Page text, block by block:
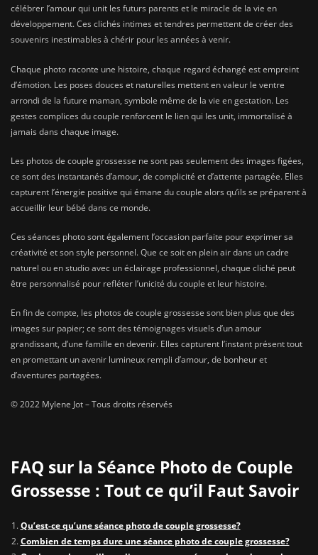
célébrer l’amour qui unit les futurs parents et le miracle de la vie en
développement. Ces clichés intimes et tendres permettent de créer des
souvenirs inestimables à chérir pour les années à venir.
Chaque photo raconte une histoire, chaque regard échangé est empreint
d’émotion. Les poses douces et naturelles mettent en valeur le ventre
arrondi de la future maman, symbole même de la vie en gestation. Les
gestes complices du couple renforcent le lien qui les unit, immortalisé à
jamais dans chaque image.
Les photos de couple grossesse ne sont pas seulement des images figées,
ce sont des instantanés d’amour, de complicité et d’attente partagée. Elles
capturent l’énergie positive qui émane du couple alors qu’ils se préparent à
accueillir leur bébé dans ce monde.
Ces séances photo sont également l’occasion parfaite pour exprimer sa
créativité et son style personnel. Que ce soit en plein air dans un cadre
naturel ou en studio avec un éclairage professionnel, chaque cliché peut
être personnalisé pour refléter l’unicité du couple et leur histoire.
En fin de compte, les photos de couple grossesse sont bien plus que des
images sur papier; ce sont des témoignages visuels d’un amour
grandissant, d’une famille en devenir. Elles capturent l’instant présent tout
en promettant un avenir lumineux rempli d’amour, de bonheur et
d’aventures partagées.
© 2022 Mylene Jot – Tous droits réservés
FAQ sur la Séance Photo de Couple
Grossesse : Tout ce qu’il Faut Savoir
Qu’est-ce qu’une séance photo de couple grossesse?
Combien de temps dure une séance photo de couple grossesse?